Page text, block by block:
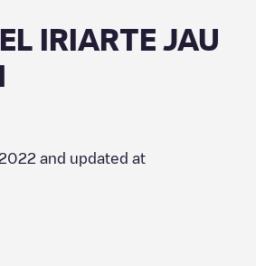
IRIARTE JAU
and updated at